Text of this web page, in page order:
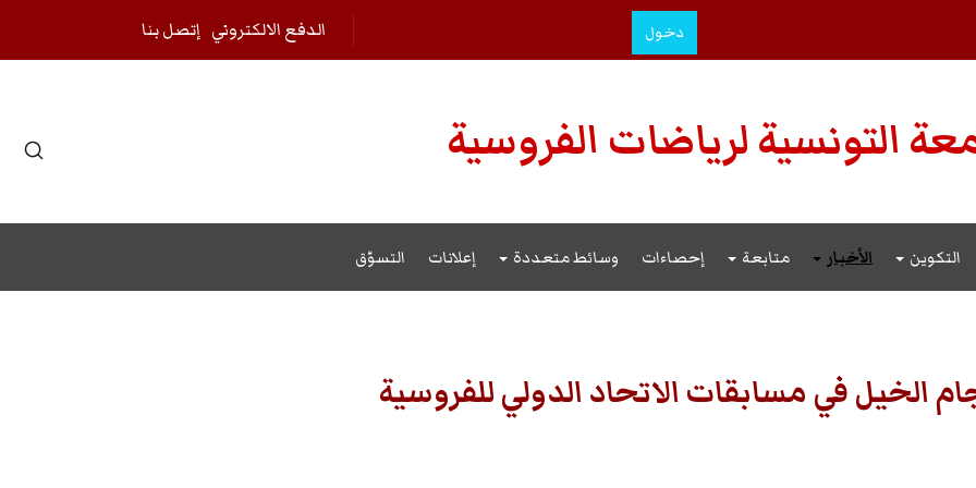
دخول إتصل بنا الدفع الالكتروني
التونسية لرياضات الفروسية
التكوين الأخبار متابعة إحصاءات وسائط متعددة إعلانات التسوّق
الخيل في مسابقات الاتحاد الدولي للفروسية